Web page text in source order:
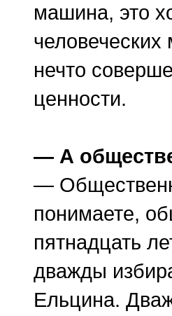
машина, это
нечто
ценности.
— А
—
понимаете,
пятнадцать
дважды
Ельцина.